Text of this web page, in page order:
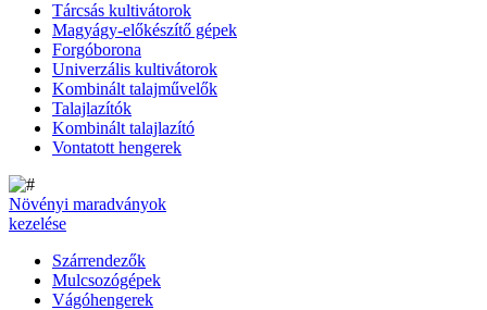
Tárcsás kultivátorok
Magyágy-előkészítő gépek
Forgóborona
Univerzális kultivátorok
Kombinált talajművelők
Talajlazítók
Kombinált talajlazító
Vontatott hengerek
Növényi maradványok
kezelése
Szárrendezők
Mulcsozógépek
Vágóhengerek